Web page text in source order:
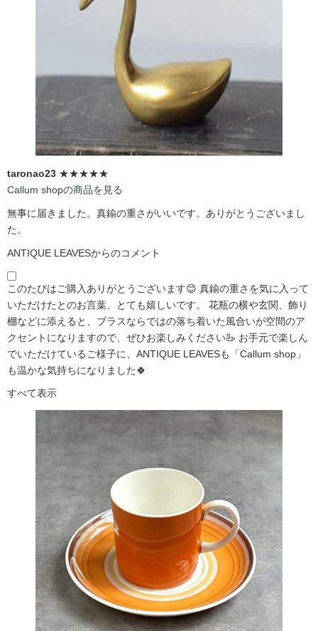
taronao23 ★★★★★
Callum shopの商品を見る
無事に届きました。真鍮の重さがいいです。ありがとうございまし
た。
ANTIQUE LEAVESからのコメント
このたびはご購入ありがとうございます😊 真鍮の重さを気に入って
いただけたとのお言葉、とても嬉しいです。 花瓶の横や玄関、飾り
棚などに添えると、ブラスならではの落ち着いた風合いが空間のア
クセントになりますので、ぜひお楽しみください🦢 お手元で楽しん
でいただけているご様子に、ANTIQUE LEAVESも「Callum shop」
も温かな気持ちになりました🍀
すべて表示